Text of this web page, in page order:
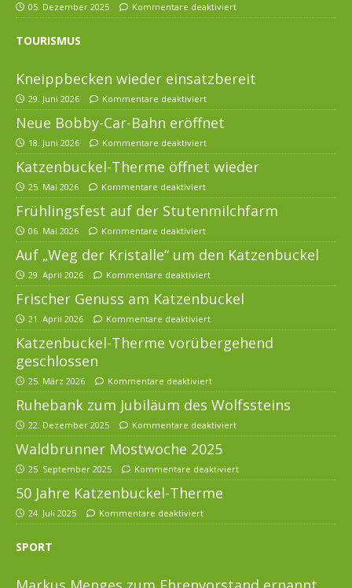
05. Dezember 2025 Kommentare deaktiviert
TOURISMUS
Kneippbecken wieder einsatzbereit
29. Juni 2026 Kommentare deaktiviert
Neue Bobby-Car-Bahn eröffnet
18. Juni 2026 Kommentare deaktiviert
Katzenbuckel-Therme öffnet wieder
25. Mai 2026 Kommentare deaktiviert
Frühlingsfest auf der Stutenmilchfarm
06. Mai 2026 Kommentare deaktiviert
Auf „Weg der Kristalle“ um den Katzenbuckel
29. April 2026 Kommentare deaktiviert
Frischer Genuss am Katzenbuckel
21. April 2026 Kommentare deaktiviert
Katzenbuckel-Therme vorübergehend
geschlossen
25. März 2026 Kommentare deaktiviert
Ruhebank zum Jubiläum des Wolfssteins
22. Dezember 2025 Kommentare deaktiviert
Waldbrunner Mostwoche 2025
25. September 2025 Kommentare deaktiviert
50 Jahre Katzenbuckel-Therme
24. Juli 2025 Kommentare deaktiviert
SPORT